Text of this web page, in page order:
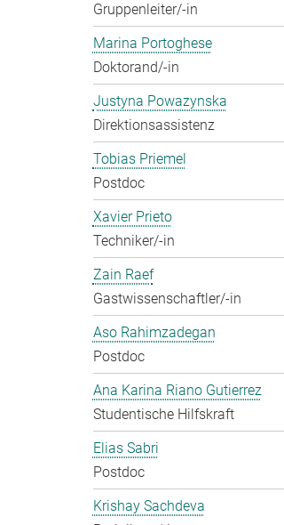
Gruppenleiter/-in
Marina Portoghese
Doktorand/-in
Justyna Powazynska
Direktionsassistenz
Tobias Priemel
Postdoc
Xavier Prieto
Techniker/-in
Zain Raef
Gastwissenschaftler/-in
Aso Rahimzadegan
Postdoc
Ana Karina Riano Gutierrez
Studentische Hilfskraft
Elias Sabri
Postdoc
Krishay Sachdeva